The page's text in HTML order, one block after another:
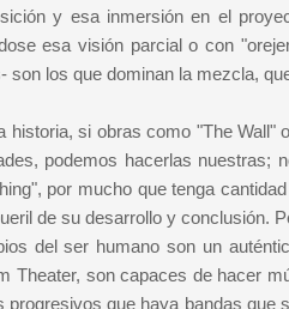
y esa inmersión en el
esa visión parcial o con
los que dominan la mezcla,
historia, si obras como "The
podemos hacerlas nuestras;
por mucho que tenga
de su desarrollo y conclusión.
del ser humano son un
Theater, son capaces de hacer
que haya bandas